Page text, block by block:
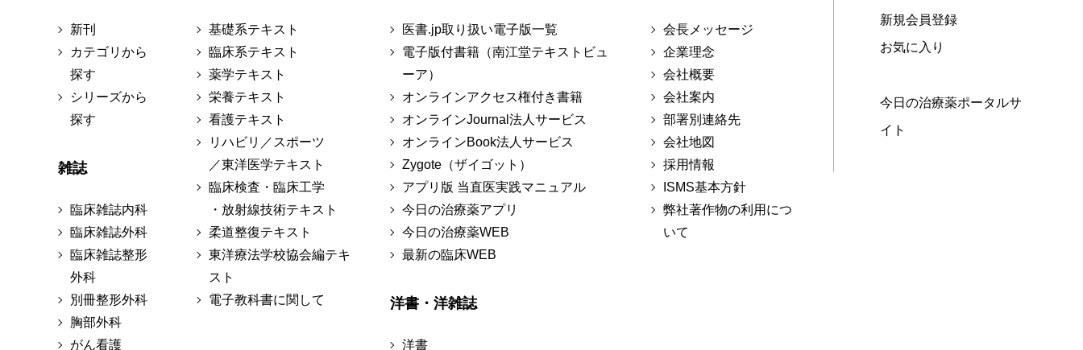
新刊
カテゴリから
探す
シリーズから
探す
雑誌
臨床雑誌内科
臨床雑誌外科
臨床雑誌整形
外科
別冊整形外科
胸部外科
がん看護
基礎系テキスト
臨床系テキスト
薬学テキスト
栄養テキスト
看護テキスト
リハビリ／スポーツ
／東洋医学テキスト
臨床検査・臨床工学
・放射線技術テキスト
柔道整復テキスト
東洋療法学校協会編テキ
スト
電子教科書に関して
医書.jp取り扱い電子版一覧
電子版付書籍（南江堂テキストビュ
ーア）
オンラインアクセス権付き書籍
オンラインJournal法人サービス
オンラインBook法人サービス
Zygote（ザイゴット）
アプリ版 当直医実践マニュアル
今日の治療薬アプリ
今日の治療薬WEB
最新の臨床WEB
洋書・洋雑誌
洋書
会長メッセージ
企業理念
会社概要
会社案内
部署別連絡先
会社地図
採用情報
ISMS基本方針
弊社著作物の利用につ
いて
新規会員登録
お気に入り
今日の治療薬ポータルサ
イト